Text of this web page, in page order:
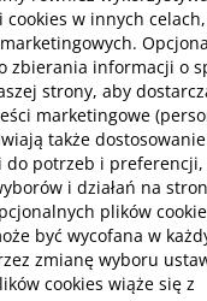
Kup online
aplikację
w innych
zbierania informacji o
strony, aby
marketingowe
także
do potrzeb i preferencji,
i działań na
plików
być wycofana w
zmianę wyboru
cookies wiąże się z